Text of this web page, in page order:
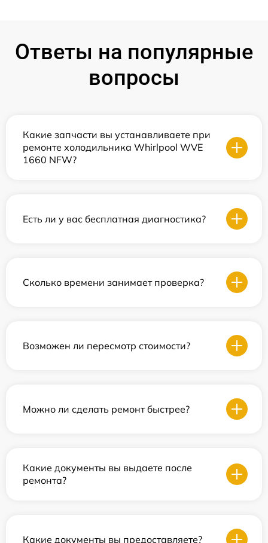
Ответы на популярные
вопросы
Какие запчасти вы устанавливаете при
ремонте холодильника Whirlpool WVE
1660 NFW?
Есть ли у вас бесплатная диагностика?
Сколько времени занимает проверка?
Возможен ли пересмотр стоимости?
Можно ли сделать ремонт быстрее?
Какие документы вы выдаете после
ремонта?
Какие документы вы предоставляете?